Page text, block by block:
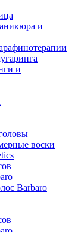
и
и
воски
Barbaro